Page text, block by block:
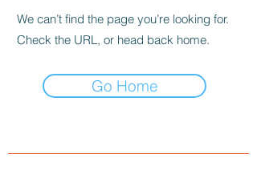
We can’t find the page you’re looking for.
Check the URL, or head back home.
Go Home